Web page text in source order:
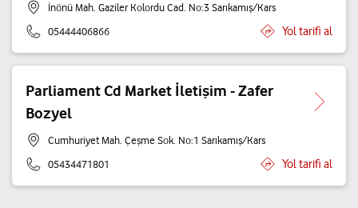
İnönü Mah. Gaziler Kolordu Cad. No:3 Sarıkamış/Kars
05444406866
Yol tarifi al
Parliament Cd Market İletişim - Zafer
Bozyel
Cumhuriyet Mah. Çeşme Sok. No:1 Sarıkamış/Kars
05434471801
Yol tarifi al